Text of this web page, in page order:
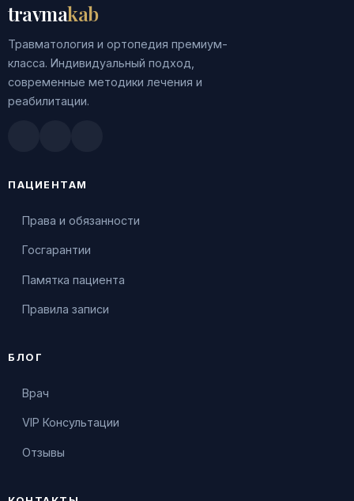
travmakab
Травматология и ортопедия премиум-
класса. Индивидуальный подход,
современные методики лечения и
реабилитации.
ПАЦИЕНТАМ
Права и обязанности
Госгарантии
Памятка пациента
Правила записи
БЛОГ
Врач
VIP Консультации
Отзывы